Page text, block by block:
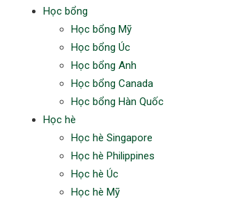
Học bổng
Học bổng Mỹ
Học bổng Úc
Học bổng Anh
Học bổng Canada
Học bổng Hàn Quốc
Học hè
Học hè Singapore
Học hè Philippines
Học hè Úc
Học hè Mỹ